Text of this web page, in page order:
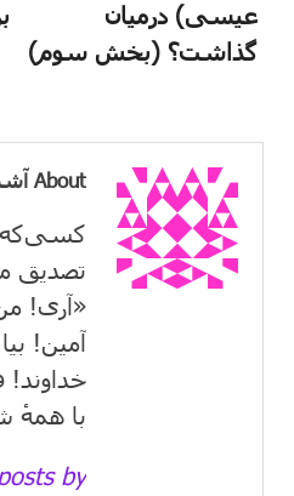
عیسی) درمیان
گذاشت؟ (بخش سوم)
About آشنایی با مسیحیت
کسی‌که
تصدیق
«آری!
آمین!
با همهٔ